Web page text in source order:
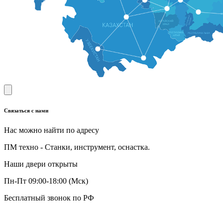
Связаться с нами
Нас можно найти по адресу
ПМ техно - Станки, инструмент, оснастка.
Наши двери открыты
Пн-Пт 09:00-18:00 (Мск)
Бесплатный звонок по РФ